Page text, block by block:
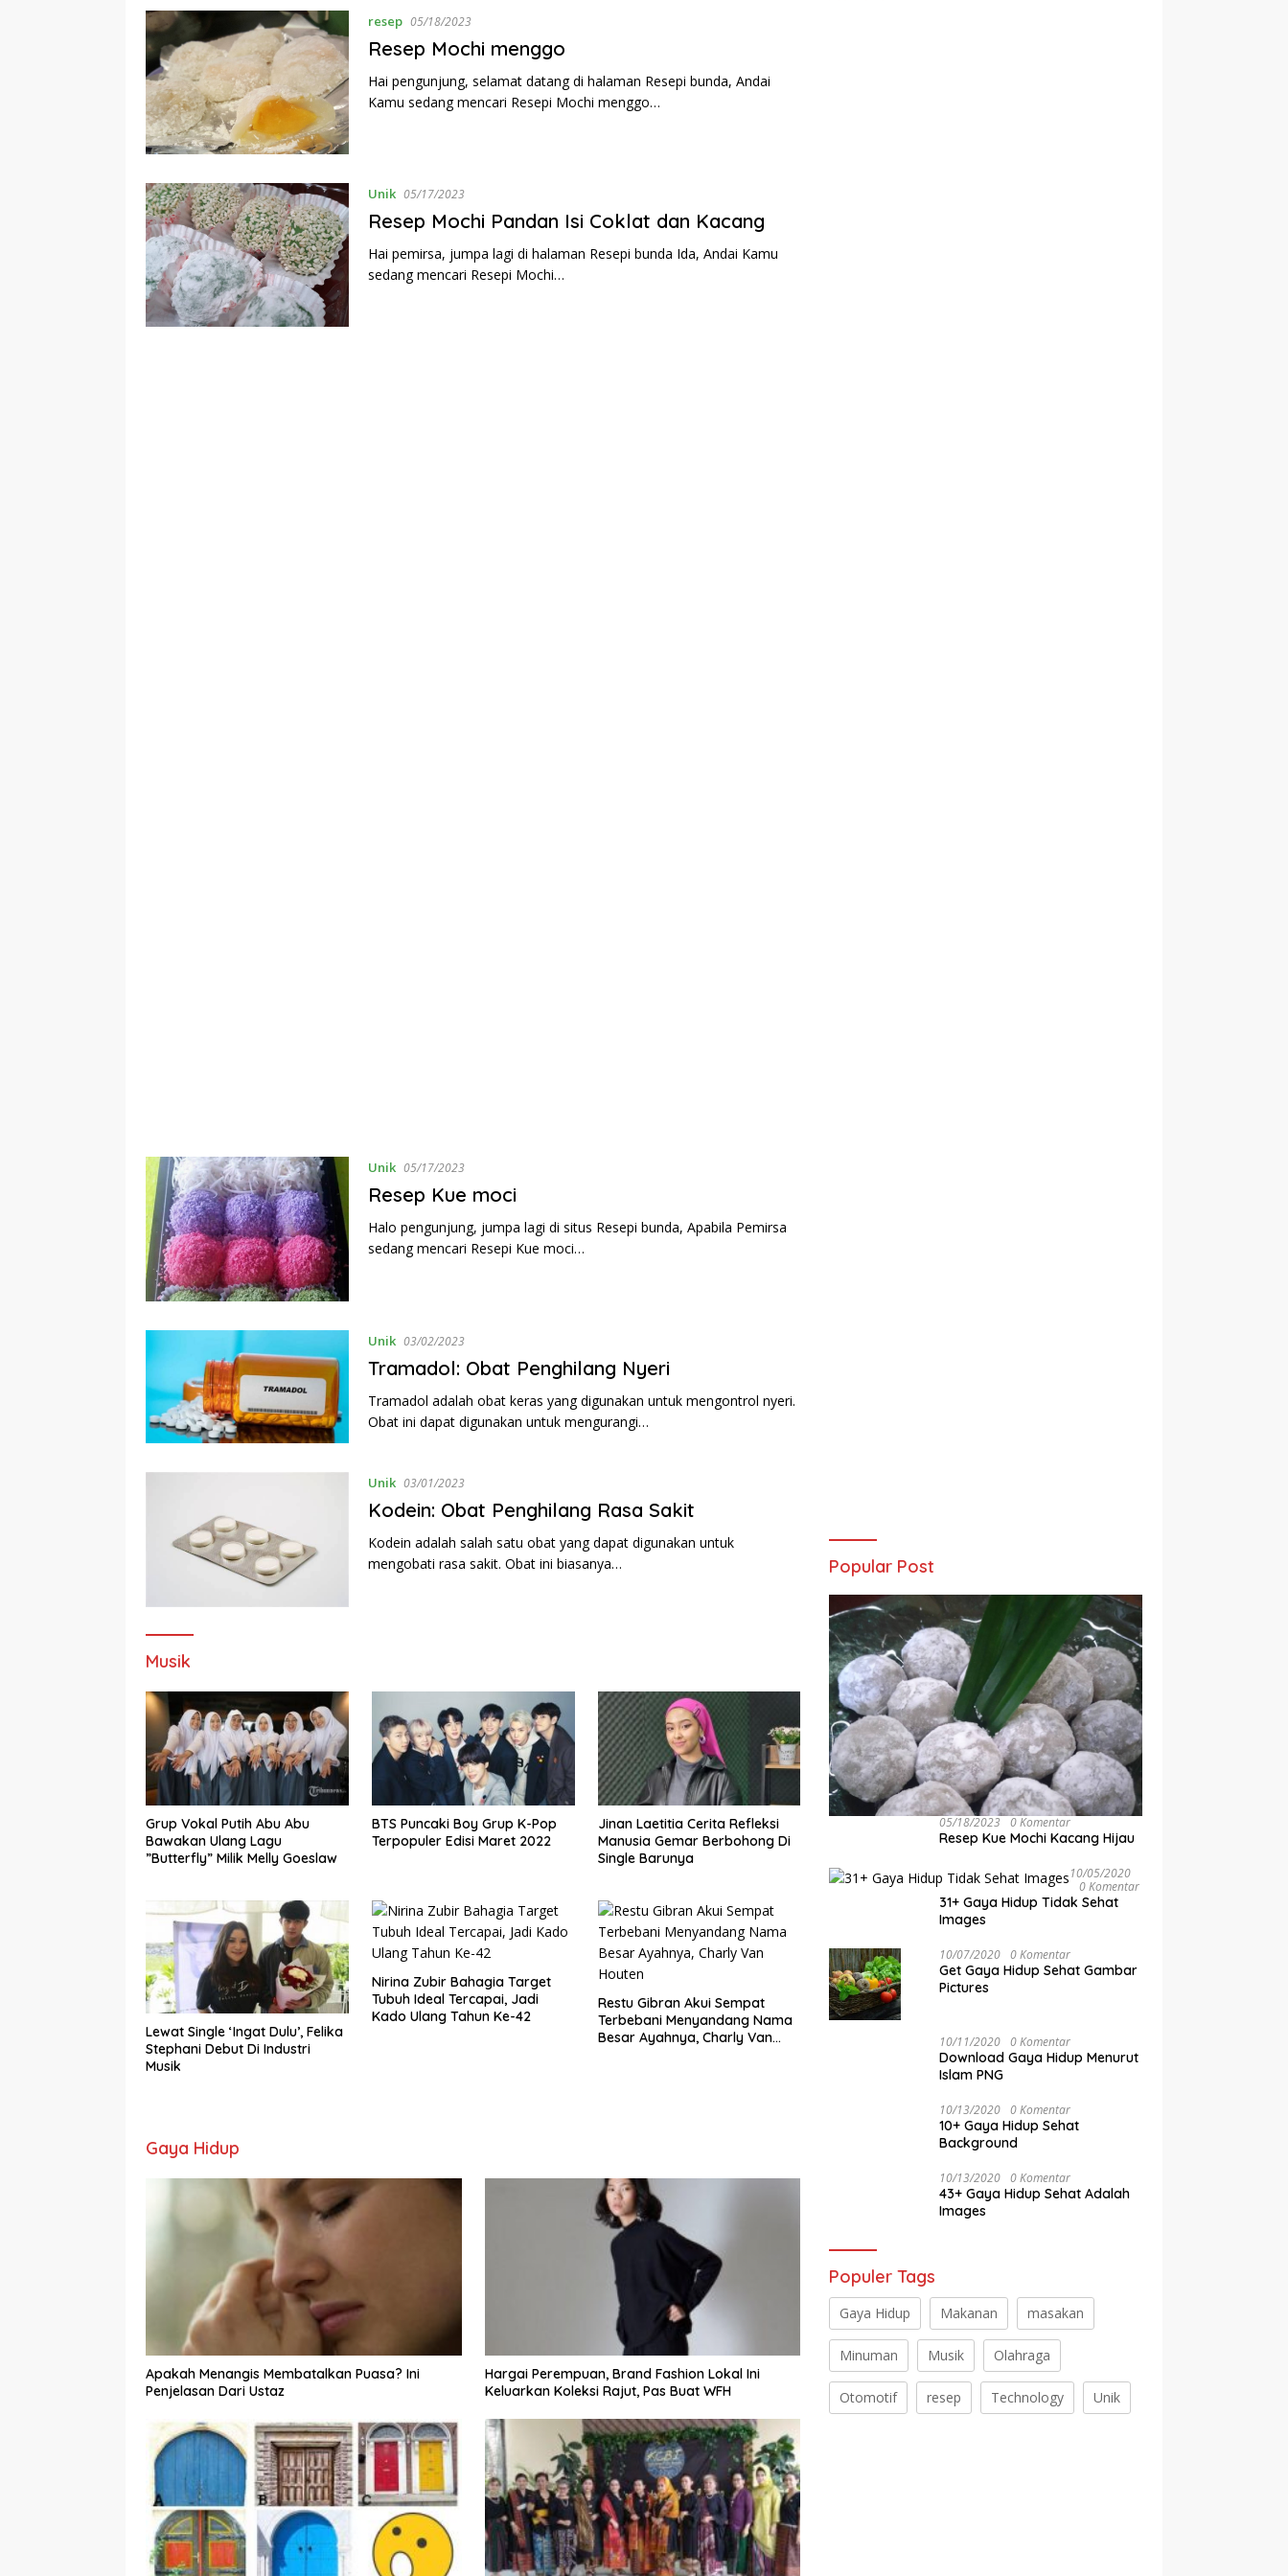
resep 05/18/2023
Resep Mochi menggo
Hai pengunjung, selamat datang di halaman Resepi bunda, Andai
Kamu sedang mencari Resepi Mochi menggo…
Unik 05/17/2023
Resep Mochi Pandan Isi Coklat dan Kacang
Hai pemirsa, jumpa lagi di halaman Resepi bunda Ida, Andai Kamu
sedang mencari Resepi Mochi…
Unik 05/17/2023
Resep Kue moci
Halo pengunjung, jumpa lagi di situs Resepi bunda, Apabila Pemirsa
sedang mencari Resepi Kue moci…
Unik 03/02/2023
Tramadol: Obat Penghilang Nyeri
Tramadol adalah obat keras yang digunakan untuk mengontrol nyeri.
Obat ini dapat digunakan untuk mengurangi…
Unik 03/01/2023
Kodein: Obat Penghilang Rasa Sakit
Kodein adalah salah satu obat yang dapat digunakan untuk
mengobati rasa sakit. Obat ini biasanya…
Musik
Grup Vokal Putih Abu Abu
Bawakan Ulang Lagu
”Butterfly” Milik Melly Goeslaw
BTS Puncaki Boy Grup K-Pop
Terpopuler Edisi Maret 2022
Jinan Laetitia Cerita Refleksi
Manusia Gemar Berbohong Di
Single Barunya
Lewat Single ‘Ingat Dulu’, Felika
Stephani Debut Di Industri
Musik
Nirina Zubir Bahagia Target
Tubuh Ideal Tercapai, Jadi
Kado Ulang Tahun Ke-42
Restu Gibran Akui Sempat
Terbebani Menyandang Nama
Besar Ayahnya, Charly Van
Gaya Hidup
Apakah Menangis Membatalkan Puasa? Ini
Penjelasan Dari Ustaz
Hargai Perempuan, Brand Fashion Lokal Ini
Keluarkan Koleksi Rajut, Pas Buat WFH
Popular Post
05/18/2023 0 Komentar
Resep Kue Mochi Kacang Hijau
10/05/2020
0 Komentar
31+ Gaya Hidup Tidak Sehat
Images
10/07/2020 0 Komentar
Get Gaya Hidup Sehat Gambar
Pictures
10/11/2020 0 Komentar
Download Gaya Hidup Menurut
Islam PNG
10/13/2020 0 Komentar
10+ Gaya Hidup Sehat
Background
10/13/2020 0 Komentar
43+ Gaya Hidup Sehat Adalah
Images
Populer Tags
Gaya Hidup Makanan masakan
Minuman Musik Olahraga
Otomotif resep Technology Unik